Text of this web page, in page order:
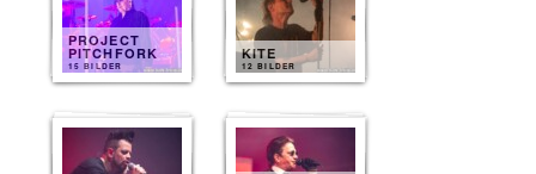
PROJECT
PITCHFORK
15 BILDER
KITE
12 BILDER